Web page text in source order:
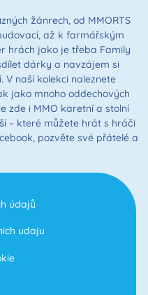
žánrech, od MMORTS
až k farmářským
hrách jako je třeba Family
dárky a navzájem si
V naší kolekci naleznete
jako mnoho oddechových
zde i MMO karetní a stolní
– které můžete hrát s hráči
pozvěte své přátelé a
údajů
udaju